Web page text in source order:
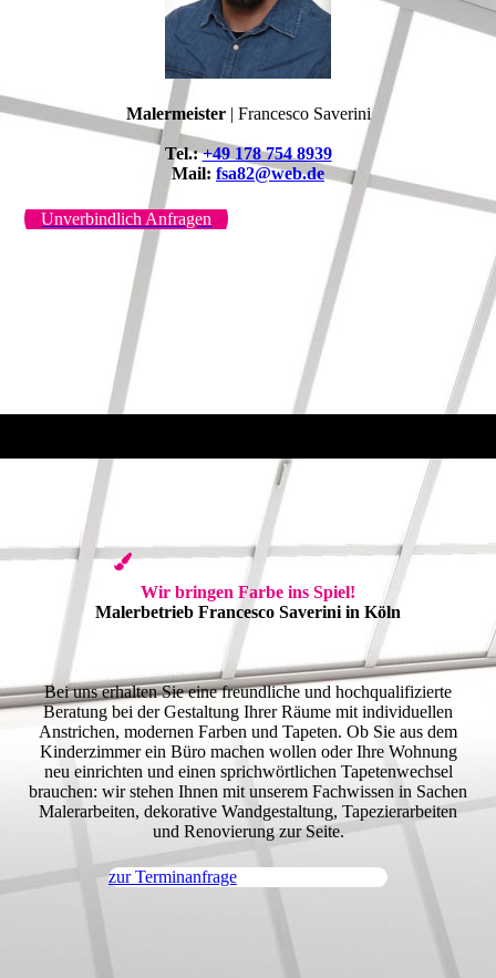
Malermeister| Francesco Saverini
Tel.:+49 178 754 8939
Mail: fsa82@web.de
Unverbindlich Anfragen
Wir bringen Farbe ins Spiel!
Malerbetrieb Francesco Saverini in Köln
Bei uns erhalten Sie eine freundliche und hochqualifizierte
Beratung bei der Gestaltung Ihrer Räume mit indi­viduellen
Anstrichen, modernen Farben und Tapeten. Ob Sie aus dem
Kinderzimmer ein Büro machen wollen oder Ihre Wohnung
neu einrichten und einen sprichwörtlichen Tapetenwechsel
brauchen: wir stehen Ihnen mit unserem Fachwissen in Sachen
Malerarbeiten, dekorative Wandgestaltung, Tapezierarbeiten
und Renovierung zur Seite.
zur Terminanfrage